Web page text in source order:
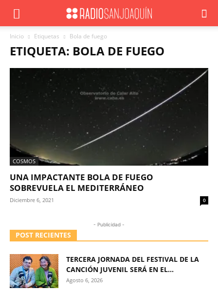
Inicio Etiquetas Bola de fuego
ETIQUETA: BOLA DE FUEGO
COSMOS
UNA IMPACTANTE BOLA DE FUEGO
SOBREVUELA EL MEDITERRÁNEO
Diciembre 6, 2021 0
- Publicidad -
POST RECIENTES
TERCERA JORNADA DEL FESTIVAL DE LA
CANCIÓN JUVENIL SERÁ EN EL...
Agosto 6, 2026